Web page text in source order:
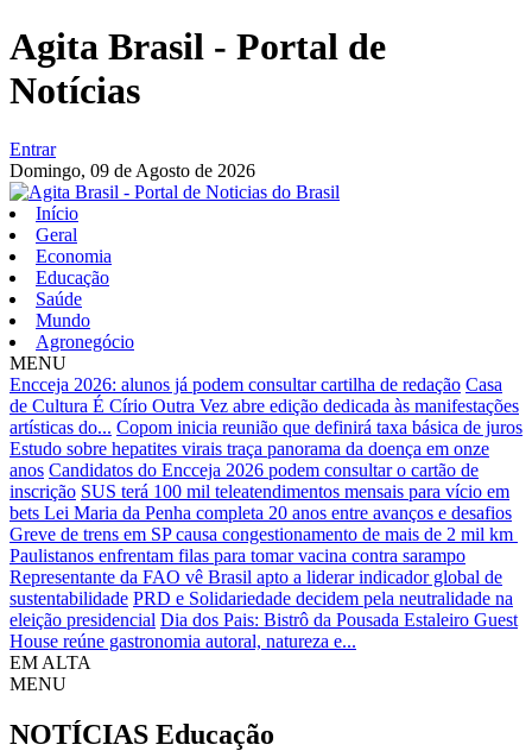
Agita Brasil - Portal de
Notícias
Entrar
Domingo, 09 de Agosto de 2026
Início
Geral
Economia
Educação
Saúde
Mundo
Agronegócio
MENU
Encceja 2026: alunos já podem consultar cartilha de redação Casa
de Cultura É Círio Outra Vez abre edição dedicada às manifestações
artísticas do... Copom inicia reunião que definirá taxa básica de juros
Estudo sobre hepatites virais traça panorama da doença em onze
anos Candidatos do Encceja 2026 podem consultar o cartão de
inscrição SUS terá 100 mil teleatendimentos mensais para vício em
bets Lei Maria da Penha completa 20 anos entre avanços e desafios
Greve de trens em SP causa congestionamento de mais de 2 mil km
Paulistanos enfrentam filas para tomar vacina contra sarampo
Representante da FAO vê Brasil apto a liderar indicador global de
sustentabilidade PRD e Solidariedade decidem pela neutralidade na
eleição presidencial Dia dos Pais: Bistrô da Pousada Estaleiro Guest
House reúne gastronomia autoral, natureza e...
EM ALTA
MENU
NOTÍCIAS Educação